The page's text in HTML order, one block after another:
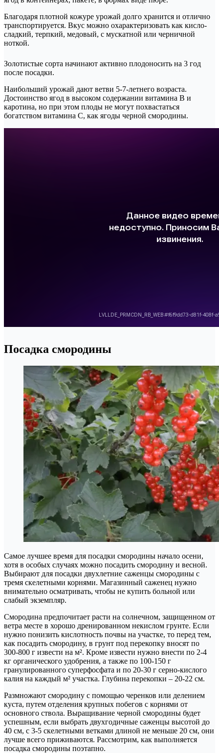
Благодаря плотной кожуре урожай долго хранится и отлично
транспортируется. Вкус можно охарактеризовать как кисло-
сладкий, терпкий, медовый, с мускатной или черничной
ноткой.
Золотистые сорта начинают активно плодоносить на 3 год
после посадки.
Наибольший урожай дают ветви 5-7-летнего возраста.
Достоинство ягод в высоком содержании витамина В и
каротина, но при этом плоды не могут похвастаться
богатством витамина С, как ягоды черной смородины.
Посадка смородины
Самое лучшее время для посадки смородины начало осени,
хотя в особых случаях можно посадить смородину и весной.
Выбирают для посадки двухлетние саженцы смородины с
тремя скелетными корнями. Магазинный саженец нужно
внимательно осматривать, чтобы не купить больной или
слабый экземпляр.
Смородина предпочитает расти на солнечном, защищенном от
ветра месте в хорошо дренированном некислом грунте. Если
нужно понизить кислотность почвы на участке, то перед тем,
как посадить смородину, в грунт под перекопку вносят по
300-800 г извести на м². Кроме извести нужно внести по 2-4
кг органического удобрения, а также по 100-150 г
гранулированного суперфосфата и по 20-30 г серно-кислого
калия на каждый м² участка. Глубина перекопки – 20-22 см.
Размножают смородину с помощью черенков или делением
куста, путем отделения крупных побегов с корнями от
основного ствола. Выращивание черной смородины будет
успешным, если выбрать двухгодичные саженцы высотой до
40 см, с 3-5 скелетными ветками длиной не меньше 20 см, они
лучше всего приживаются. Рассмотрим, как выполняется
посадка смородины поэтапно.